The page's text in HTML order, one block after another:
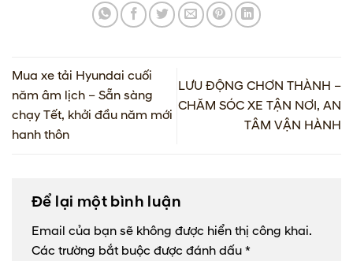
Mua xe tải Hyundai cuối
năm âm lịch – Sẵn sàng
chạy Tết, khởi đầu năm mới
hanh thôn
LƯU ĐỘNG CHƠN THÀNH –
CHĂM SÓC XE TẬN NƠI, AN
TÂM VẬN HÀNH
Để lại một bình luận
Email của bạn sẽ không được hiển thị công khai.
Các trường bắt buộc được đánh dấu *